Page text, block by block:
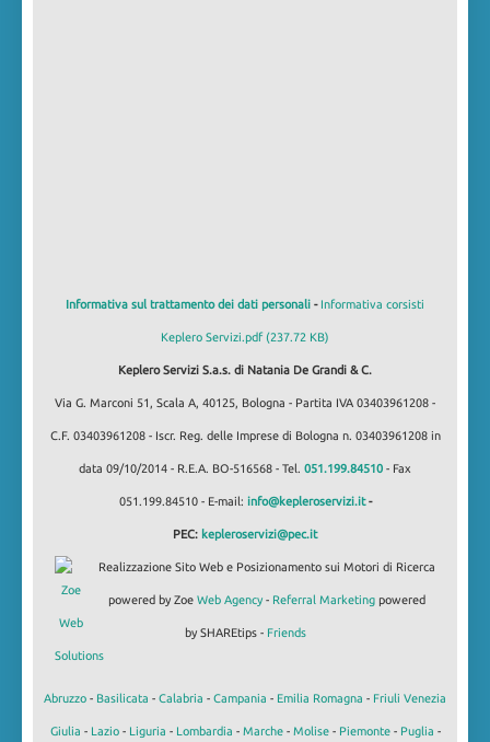
Informativa sul trattamento dei dati personali - Informativa corsisti
Keplero Servizi.pdf (237.72 KB)
Keplero Servizi S.a.s. di Natania De Grandi & C.
Via G. Marconi 51, Scala A, 40125, Bologna - Partita IVA 03403961208 -
C.F. 03403961208 - Iscr. Reg. delle Imprese di Bologna n. 03403961208 in
data 09/10/2014 - R.E.A. BO-516568 - Tel. 051.199.84510 - Fax
051.199.84510 - E-mail: info@kepleroservizi.it-
PEC: kepleroservizi@pec.it
Realizzazione Sito Web e Posizionamento sui Motori di Ricerca
powered by Zoe Web Agency- Referral Marketing powered
by SHAREtips - Friends
Abruzzo - Basilicata - Calabria - Campania - Emilia Romagna - Friuli Venezia
Giulia - Lazio- Liguria - Lombardia - Marche- Molise- Piemonte- Puglia -